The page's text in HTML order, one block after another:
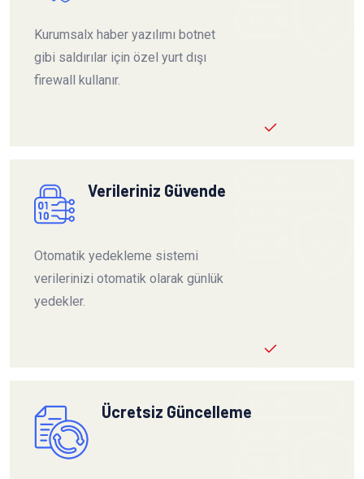
Kurumsalx haber yazılımı botnet
gibi saldırılar için özel yurt dışı
firewall kullanır.
Verileriniz Güvende
Otomatik yedekleme sistemi
verilerinizi otomatik olarak günlük
yedekler.
Ücretsiz Güncelleme